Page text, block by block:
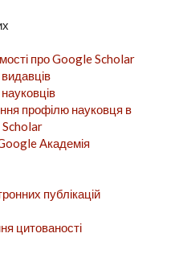
про Google Scholar
профілю науковця в
Академія
публікацій
цитованості